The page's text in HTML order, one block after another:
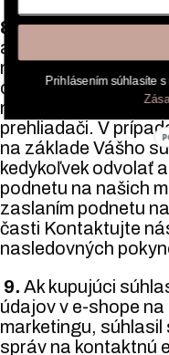
8.Súbory cookies si
alebo ich zbieranie
nastaveniach
chcete odmietnuť
nastavte si to vo
prehliadači. V
na základe Vášho
kedykoľvek odvolať
podnetu na našich
zaslaním podnetu
časti Kontaktujte
nasledovných
9. Ak kupujúci
údajov v e-shope
marketingu,
správ na kontaktnú
Prihlásením súhlasíte